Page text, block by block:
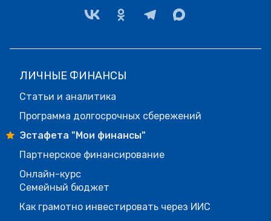
ЛИЧНЫЕ ФИНАНСЫ
Статьи и аналитика
Программа долгосрочных сбережений
Эстафета "Мои финансы"
Партнерское финансирование
Онлайн-курс
Семейный бюджет
Как грамотно инвестировать через ИИС